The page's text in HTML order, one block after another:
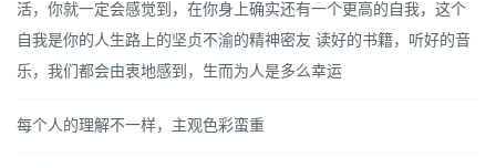
活，你就一定会感觉到，在你身上确实还有一个更高的自我，这个
自我是你的人生路上的坚贞不渝的精神密友 读好的书籍，听好的音
乐，我们都会由衷地感到，生而为人是多么幸运
每个人的理解不一样，主观色彩蛮重